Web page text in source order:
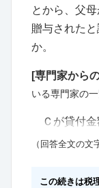
とから、父
贈与された
か。
[専門家から
いる専門家の
Ｃが貸付
（回答全文の文
この続きは税